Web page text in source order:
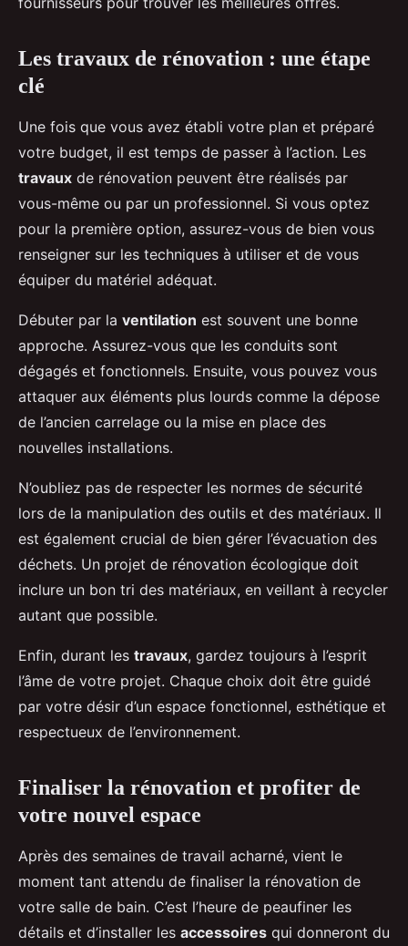
Les travaux de rénovation : une étape
clé
Une fois que vous avez établi votre plan et préparé
votre budget, il est temps de passer à l’action. Les
travaux de rénovation peuvent être réalisés par
vous-même ou par un professionnel. Si vous optez
pour la première option, assurez-vous de bien vous
renseigner sur les techniques à utiliser et de vous
équiper du matériel adéquat.
Débuter par la ventilation est souvent une bonne
approche. Assurez-vous que les conduits sont
dégagés et fonctionnels. Ensuite, vous pouvez vous
attaquer aux éléments plus lourds comme la dépose
de l’ancien carrelage ou la mise en place des
nouvelles installations.
N’oubliez pas de respecter les normes de sécurité
lors de la manipulation des outils et des matériaux. Il
est également crucial de bien gérer l’évacuation des
déchets. Un projet de rénovation écologique doit
inclure un bon tri des matériaux, en veillant à recycler
autant que possible.
Enfin, durant les travaux, gardez toujours à l’esprit
l’âme de votre projet. Chaque choix doit être guidé
par votre désir d’un espace fonctionnel, esthétique et
respectueux de l’environnement.
Finaliser la rénovation et profiter de
votre nouvel espace
Après des semaines de travail acharné, vient le
moment tant attendu de finaliser la rénovation de
votre salle de bain. C’est l’heure de peaufiner les
détails et d’installer les accessoires qui donneront du